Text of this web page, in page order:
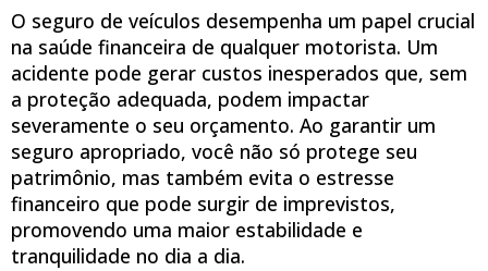
O seguro de veículos desempenha um papel crucial
na saúde financeira de qualquer motorista. Um
acidente pode gerar custos inesperados que, sem
a proteção adequada, podem impactar
severamente o seu orçamento. Ao garantir um
seguro apropriado, você não só protege seu
patrimônio, mas também evita o estresse
financeiro que pode surgir de imprevistos,
promovendo uma maior estabilidade e
tranquilidade no dia a dia.